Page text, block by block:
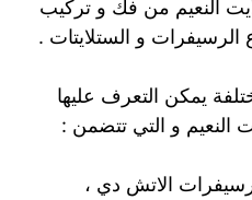
النعيم من فك و تركيب
الرسيفرات و الستلايتات .
يمكن التعرف عليها
و التي تتضمن :
الاتش دي ،